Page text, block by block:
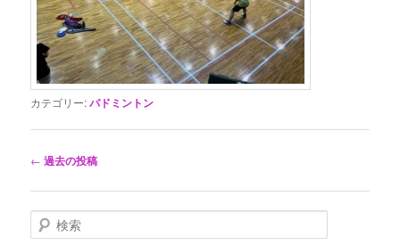
カテゴリー:バドミントン
投
ナ
ビ
ゲ
← 過去の投稿
検
索